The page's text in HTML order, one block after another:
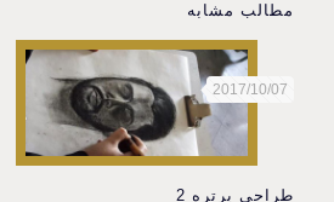
مطالب مشابه
2017/10/07
طراحی پرتره 2